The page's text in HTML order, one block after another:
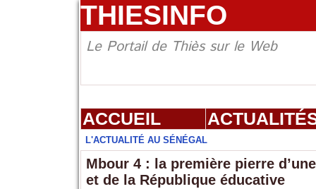
THIESINFO
Le Portail de Thiès sur le Web
ACCUEIL
L'ACTUALITÉ AU SÉNÉGAL
Mbour 4 : la première pierre
et de la République éducative